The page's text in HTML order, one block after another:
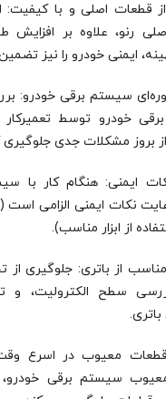
قطعات اصلی و با کیفیت:
رنو، علاوه بر افزایش
ایمنی خودرو را نیز
سیستم برقی خودرو:
خودرو توسط
بروز مشکلات جدی جلوگیری
ایمنی: هنگام کار با
نکات ایمنی الزامی
از ابزار مناسب).
از باتری: جلوگیری از
سطح الکترولیت، و
معیوب در اسرع
سیستم برقی